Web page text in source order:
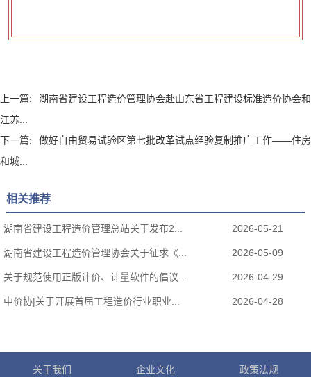
上一篇:
湖南省建设工程造价管理协会赴山东省工程建设标准造价协会和
江苏...
下一篇:
做好自由贸易试验区第七批改革试点经验复制推广工作——住房
和城...
相关推荐
湖南省建设工程造价管理总站关于发布2... 2026-05-21
湖南省建设工程造价管理协会关于征求《... 2026-05-09
关于规范使用正版计价、计量软件的倡议... 2026-04-29
中价协|关于开展首届工程造价行业职业... 2026-04-28
关于我们 企业文化 政策法规